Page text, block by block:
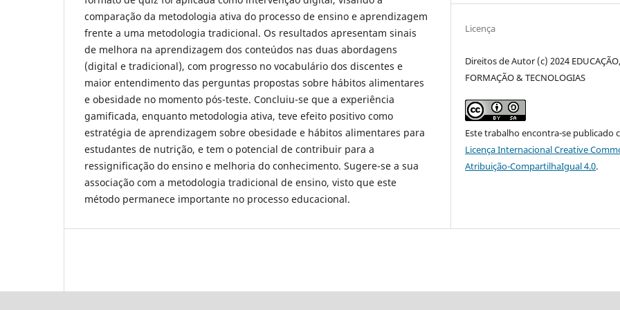
comparação da metodologia ativa do processo de ensino e aprendizagem
frente a uma metodologia tradicional. Os resultados apresentam sinais
de melhora na aprendizagem dos conteúdos nas duas abordagens
(digital e tradicional), com progresso no vocabulário dos discentes e
maior entendimento das perguntas propostas sobre hábitos alimentares
e obesidade no momento pós-teste. Concluiu-se que a experiência
gamificada, enquanto metodologia ativa, teve efeito positivo como
estratégia de aprendizagem sobre obesidade e hábitos alimentares para
estudantes de nutrição, e tem o potencial de contribuir para a
ressignificação do ensino e melhoria do conhecimento. Sugere-se a sua
associação com a metodologia tradicional de ensino, visto que este
método permanece importante no processo educacional.
Licença
Direitos de Autor (c) 2024 EDUCAÇÃO,
FORMAÇÃO & TECNOLOGIAS
Este trabalho encontra-se publicado
Licença Internacional Creative
Atribuição-CompartilhaIgual 4.0.